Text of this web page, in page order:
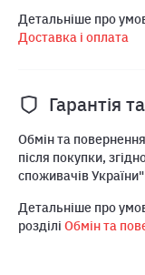
Детальніше про
Доставка і оплата
Гарантія
Обмін та
після покупки,
споживачів України"
Детальніше про
розділі Обмін та